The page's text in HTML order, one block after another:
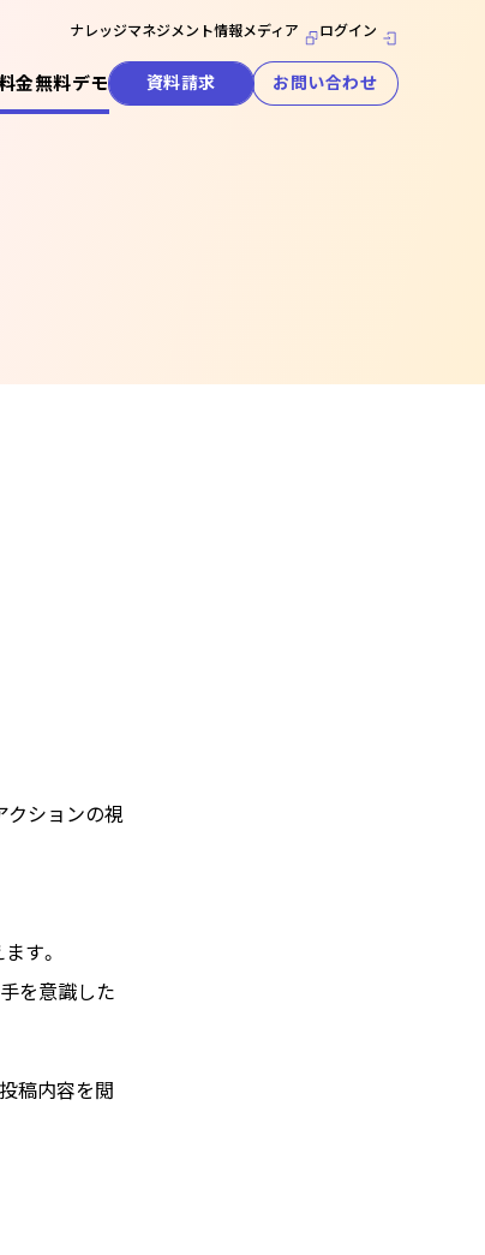
ナレッジマネジメント情報メディア ログイン
金無料デモ 資料請求 お問い合わせ
クションの視
す。
を意識した
稿内容を閲